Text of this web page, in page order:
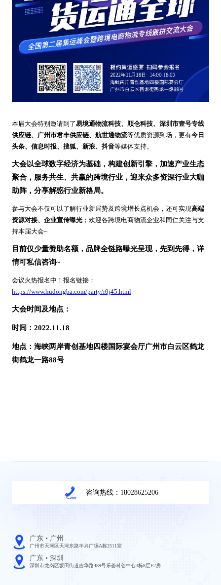
本届大会特别邀请到了易境通物流科技、顺仓科技、深圳市壹号专线
供应链、广州市君丰供应链、航世通物流等优质资源到场，更有今日
头条、信息时报、搜狐、新浪、抖音等媒体支持。
大会以全球数字经济为基础，构建创新引擎，加速产业生态
聚合，服务共生、共赢的跨境行业，迎来众多资深行业大咖
助阵，分享解惑行业新格局。
参与大会不仅可以了解行业新局势及跨境增长点机会，还可实现高端
资源对接、企业宣传曝光 ；欢迎各跨境电商物流企业和同仁关注与支
持本届大会~
目前仅少量赞助名额，品牌全链路曝光呈现，先到先得，详
情可私信咨询~
会议火热报名中！报名链接：
https://www.hudongba.com/party/r0j45.html
大会时间及地点：
时间： 2022.11.18
地点：海峡两岸青创基地四楼国际宴会厅广州市白云区鹤龙
街鹤龙一路88号
咨询热线：18028625206
广东 • 广州
广州市天河区天河东路丰兴广场A栋2511室
广东 • 深圳
深圳市龙岗区坂田街道吉华路489号乐荟科创中心3栋8层E2房